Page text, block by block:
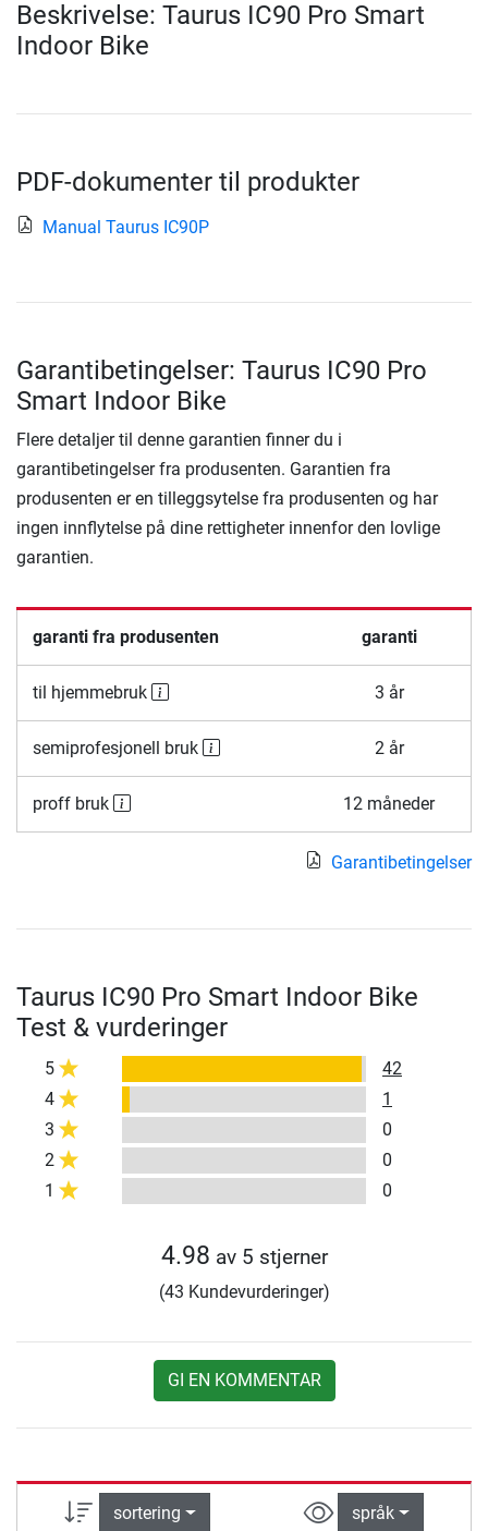
Beskrivelse: Taurus IC90 Pro Smart
Indoor Bike
PDF-dokumenter til produkter
Manual Taurus IC90P
Garantibetingelser: Taurus IC90 Pro
Smart Indoor Bike
Flere detaljer til denne garantien finner du i
garantibetingelser fra produsenten. Garantien fra
produsenten er en tilleggsytelse fra produsenten og har
ingen innflytelse på dine rettigheter innenfor den lovlige
garantien.
garanti fra produsenten garanti
til hjemmebruk 3 år
semiprofesjonell bruk 2 år
proff bruk 12 måneder
Garantibetingelser
Taurus IC90 Pro Smart Indoor Bike
Test & vurderinger
5
42
4
1
3
0
2
0
1
0
4.98 av 5 stjerner
(43 Kundevurderinger)
GI EN KOMMENTAR
sortering språk